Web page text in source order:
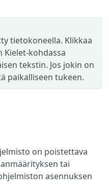
tietokoneella. Klikkaa
Kielet-kohdassa
tekstin. Jos jokin on
paikalliseen tukeen.
on poistettava
tai
asennuksen